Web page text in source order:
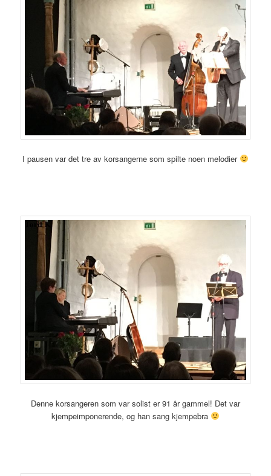
I pausen var det tre av korsangerne som spilte noen melodier
Denne korsangeren som var solist er 91 år gammel! Det var
kjempeimponerende, og han sang kjempebra